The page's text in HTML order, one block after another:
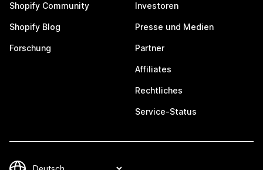
Shopify Community
Shopify Blog
Forschung
Investoren
Presse und Medien
Partner
Affiliates
Rechtliches
Service-Status